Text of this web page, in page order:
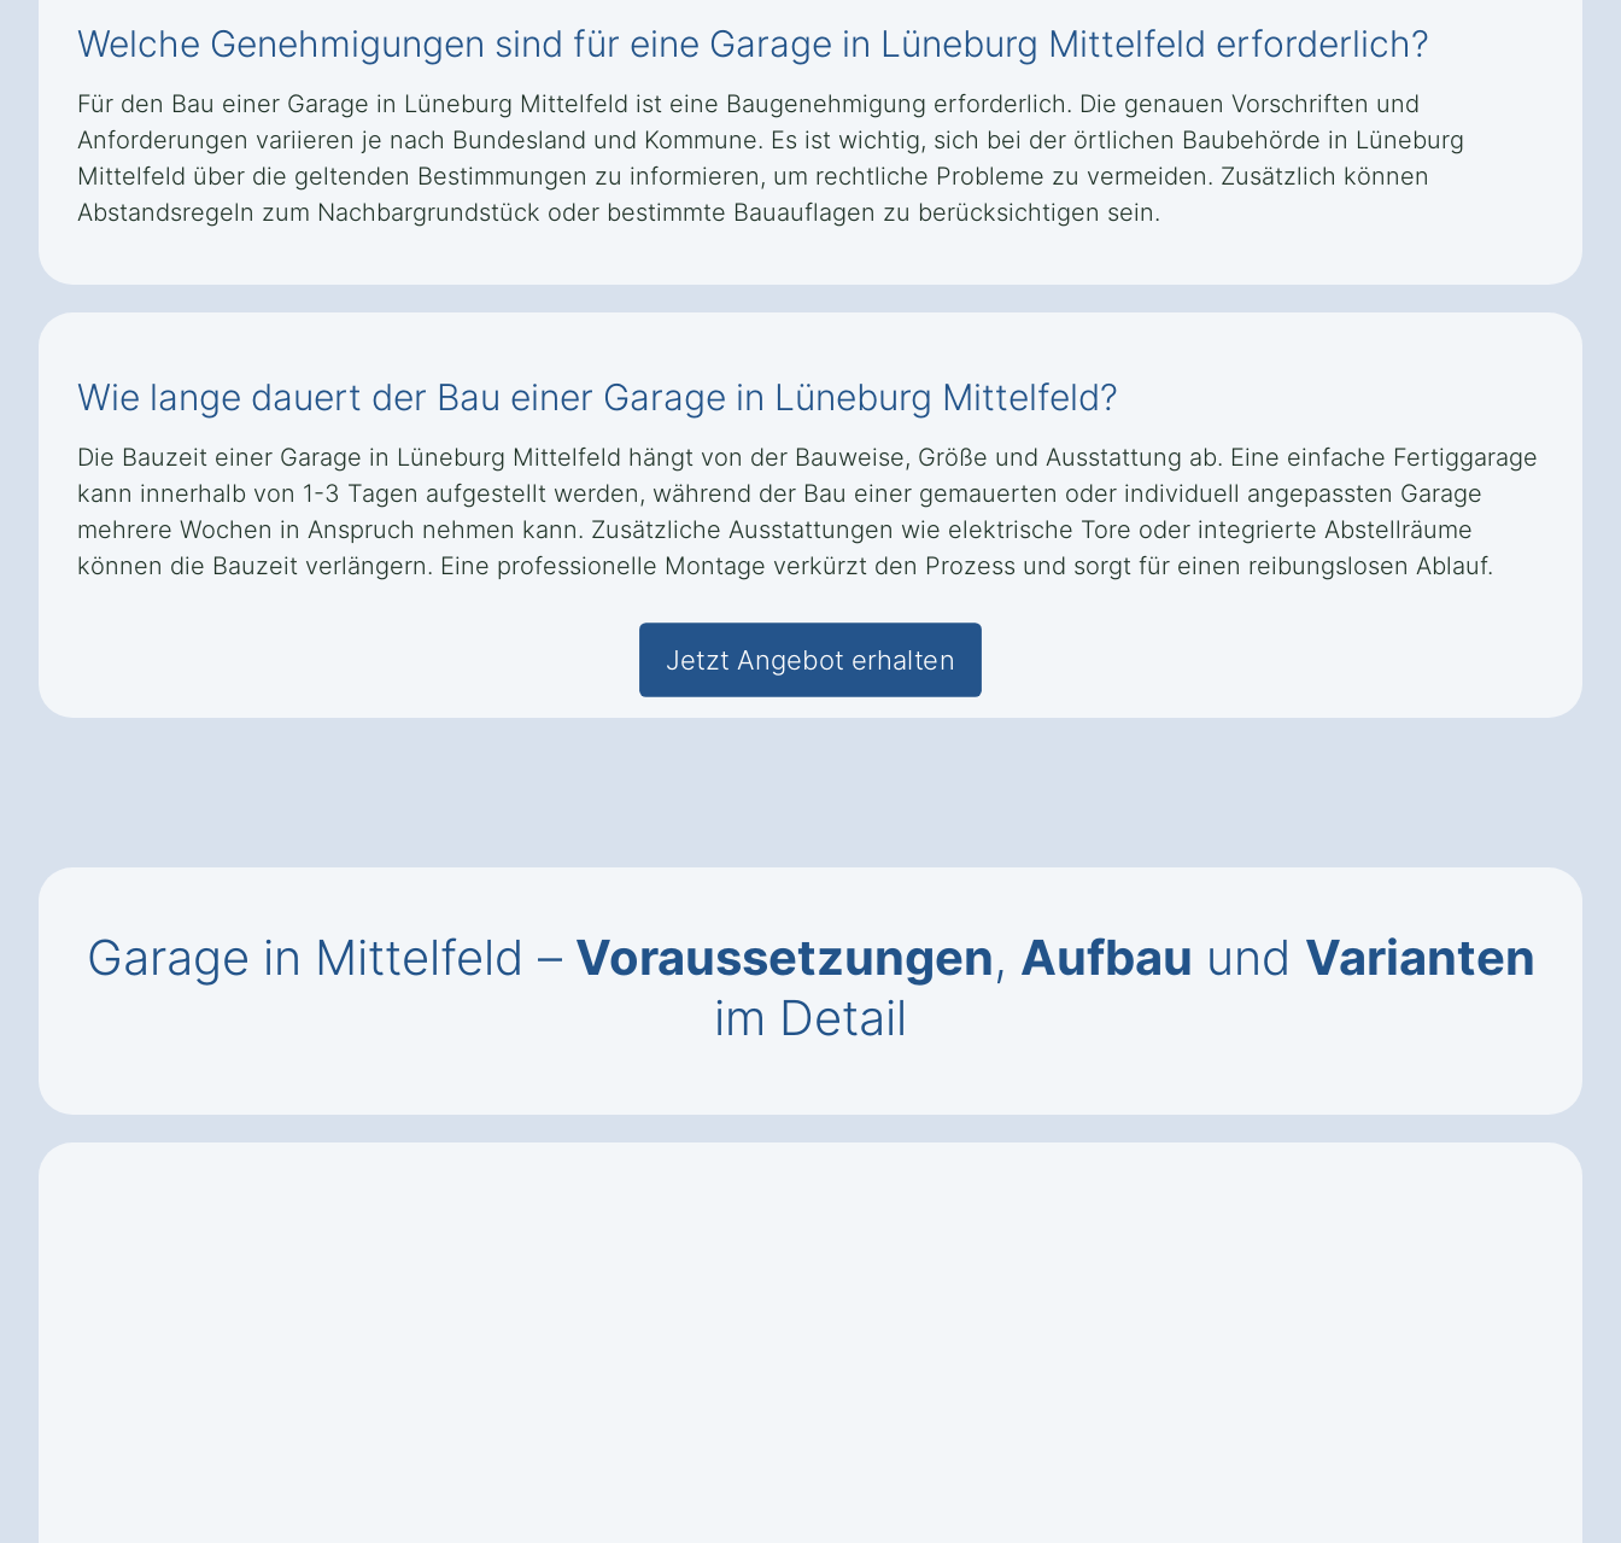
Welche Genehmigungen sind für eine Garage in Lüneburg Mittelfeld erforderlich?
Für den Bau einer Garage in Lüneburg Mittelfeld ist eine Baugenehmigung erforderlich. Die genauen Vorschriften und
Anforderungen variieren je nach Bundesland und Kommune. Es ist wichtig, sich bei der örtlichen Baubehörde in Lüneburg
Mittelfeld über die geltenden Bestimmungen zu informieren, um rechtliche Probleme zu vermeiden. Zusätzlich können
Abstandsregeln zum Nachbargrundstück oder bestimmte Bauauflagen zu berücksichtigen sein.
Wie lange dauert der Bau einer Garage in Lüneburg Mittelfeld?
Die Bauzeit einer Garage in Lüneburg Mittelfeld hängt von der Bauweise, Größe und Ausstattung ab. Eine einfache Fertiggarage
kann innerhalb von 1-3 Tagen aufgestellt werden, während der Bau einer gemauerten oder individuell angepassten Garage
mehrere Wochen in Anspruch nehmen kann. Zusätzliche Ausstattungen wie elektrische Tore oder integrierte Abstellräume
können die Bauzeit verlängern. Eine professionelle Montage verkürzt den Prozess und sorgt für einen reibungslosen Ablauf.
Jetzt Angebot erhalten
Garage in Mittelfeld – Voraussetzungen, Aufbau und Varianten
im Detail